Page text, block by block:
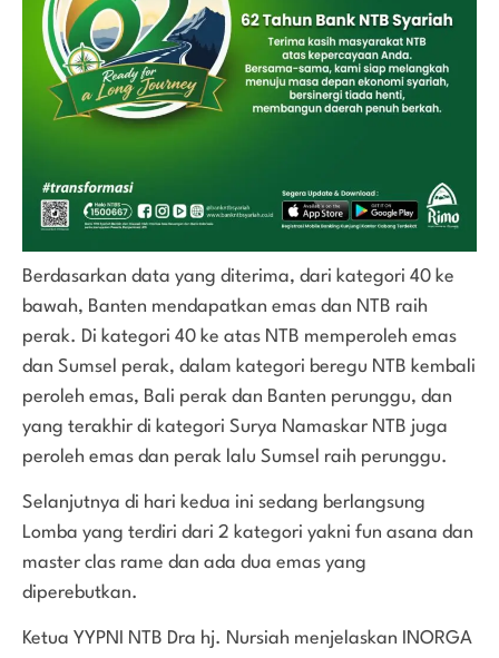
Berdasarkan data yang diterima, dari kategori 40 ke
bawah, Banten mendapatkan emas dan NTB raih
perak. Di kategori 40 ke atas NTB memperoleh emas
dan Sumsel perak, dalam kategori beregu NTB kembali
peroleh emas, Bali perak dan Banten perunggu, dan
yang terakhir di kategori Surya Namaskar NTB juga
peroleh emas dan perak lalu Sumsel raih perunggu.
Selanjutnya di hari kedua ini sedang berlangsung
Lomba yang terdiri dari 2 kategori yakni fun asana dan
master clas rame dan ada dua emas yang
diperebutkan.
Ketua YYPNI NTB Dra hj. Nursiah menjelaskan INORGA